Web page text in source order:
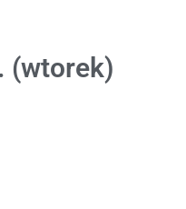
(wtorek)